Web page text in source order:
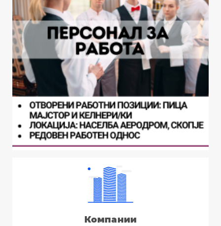
Компании